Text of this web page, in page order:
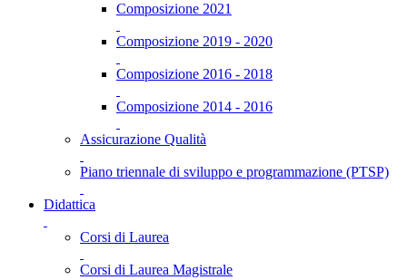
Composizione 2021
Composizione 2019 - 2020
Composizione 2016 - 2018
Composizione 2014 - 2016
Assicurazione Qualità
Piano triennale di sviluppo e programmazione (PTSP)
Didattica
Corsi di Laurea
Corsi di Laurea Magistrale